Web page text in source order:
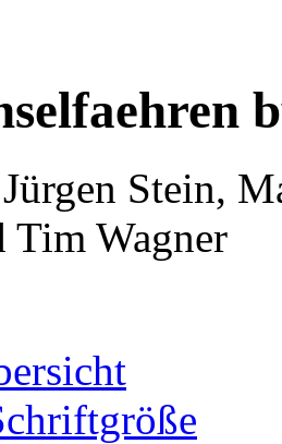
Stein,
Tim Wagner